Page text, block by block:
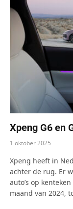
Xpeng G6 en
1 oktober 2025
Xpeng heeft in
achter de rug. Er
auto’s op
maand van 2024,